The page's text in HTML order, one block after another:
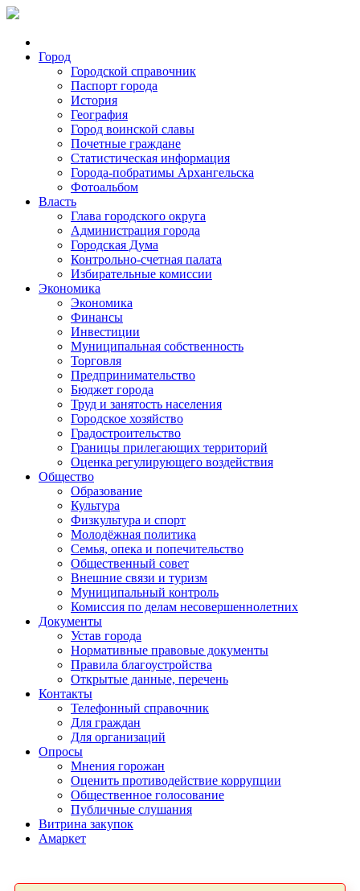
Город
Городской справочник
Паспорт города
История
География
Город воинской славы
Почетные граждане
Статистическая информация
Города-побратимы Архангельска
Фотоальбом
Власть
Глава городского округа
Администрация города
Городская Дума
Контрольно-счетная палата
Избирательные комиссии
Экономика
Экономика
Финансы
Инвестиции
Муниципальная собственность
Торговля
Предпринимательство
Бюджет города
Труд и занятость населения
Городское хозяйство
Градостроительство
Границы прилегающих территорий
Оценка регулирующего воздействия
Общество
Образование
Культура
Физкультура и спорт
Молодёжная политика
Семья, опека и попечительство
Общественный совет
Внешние связи и туризм
Муниципальный контроль
Комиссия по делам несовершеннолетних
Документы
Устав города
Нормативные правовые документы
Правила благоустройства
Открытые данные, перечень
Контакты
Телефонный справочник
Для граждан
Для организаций
Опросы
Мнения горожан
Оценить противодействие коррупции
Общественное голосование
Публичные слушания
Витрина закупок
Амаркет